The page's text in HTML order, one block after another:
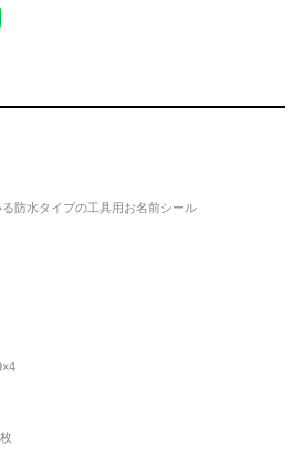
防水タイプの工具用お名前シール